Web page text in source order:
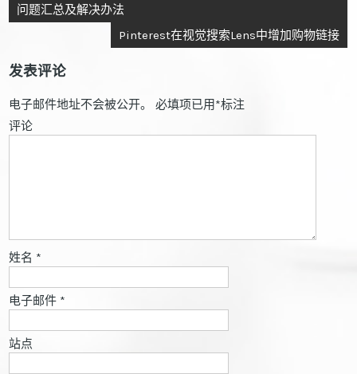
问题汇总及解决办法
Pinterest在视觉搜索Lens中增加购物链接
发表评论
电子邮件地址不会被公开。 必填项已用*标注
评论
姓名 *
电子邮件 *
站点